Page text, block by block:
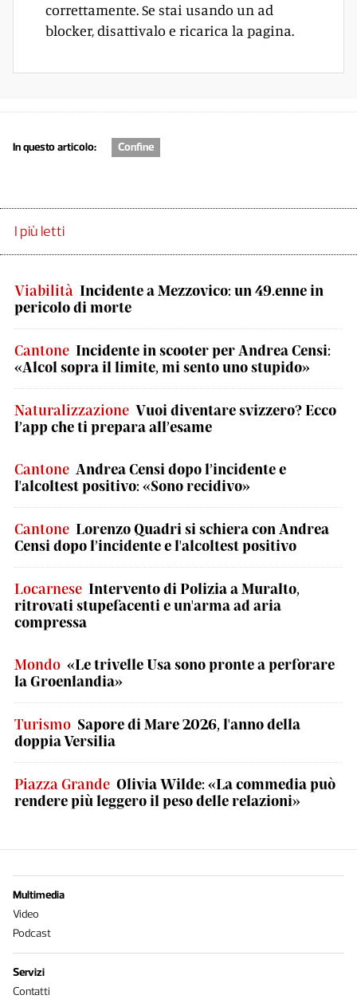
correttamente. Se stai usando un ad
blocker, disattivalo e ricarica la pagina.
In questo articolo: Confine
I più letti
Viabilità Incidente a Mezzovico: un 49.enne in
pericolo di morte
Cantone Incidente in scooter per Andrea Censi:
«Alcol sopra il limite, mi sento uno stupido»
Naturalizzazione Vuoi diventare svizzero? Ecco
l’app che ti prepara all’esame
Cantone Andrea Censi dopo l’incidente e
l'alcoltest positivo: «Sono recidivo»
Cantone Lorenzo Quadri si schiera con Andrea
Censi dopo l’incidente e l'alcoltest positivo
Locarnese Intervento di Polizia a Muralto,
ritrovati stupefacenti e un'arma ad aria
compressa
Mondo «Le trivelle Usa sono pronte a perforare
la Groenlandia»
Turismo Sapore di Mare 2026, l'anno della
doppia Versilia
Piazza Grande Olivia Wilde: «La commedia può
rendere più leggero il peso delle relazioni»
Multimedia
Video
Podcast
Servizi
Contatti